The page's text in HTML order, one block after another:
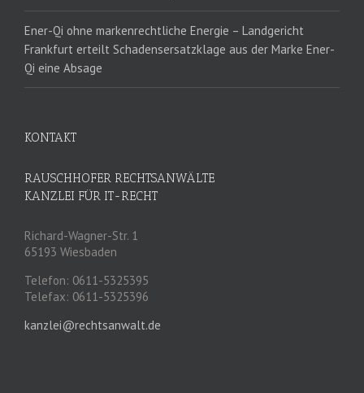
Ener-Qi ohne markenrechtliche Energie – Landgericht
Frankfurt erteilt Schadensersatzklage aus der Marke Ener-
Qi eine Absage
KONTAKT
RAUSCHHOFER RECHTSANWÄLTE
KANZLEI FÜR IT-RECHT
Richard-Wagner-Str. 1
65193 Wiesbaden
Telefon: 0611-5325395
Telefax: 0611-5325396
kanzlei@rechtsanwalt.de